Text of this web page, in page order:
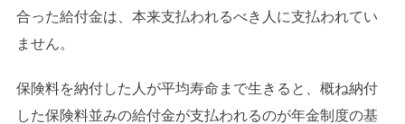
合った給付金は、本来支払われるべき人に支払われてい
ません。
保険料を納付した人が平均寿命まで生きると、概ね納付
した保険料並みの給付金が支払われるのが年金制度の基